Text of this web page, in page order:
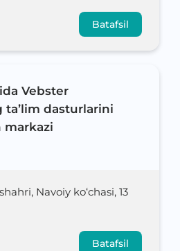
Batafsil
Vebster
dasturlarini
markazi
Navoiy ko‘chasi, 13
Batafsil